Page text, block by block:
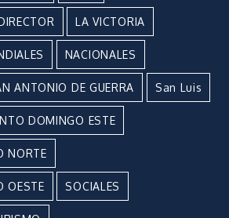
LA VICTORIA
NACIONALES
ANTONIO DE GUERRA San Luis
DOMINGO ESTE
NORTE
OESTE SOCIALES